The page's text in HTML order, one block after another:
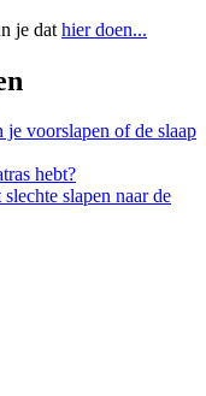
je dat hier doen...
voorslapen of de slaap
hebt?
slapen naar de